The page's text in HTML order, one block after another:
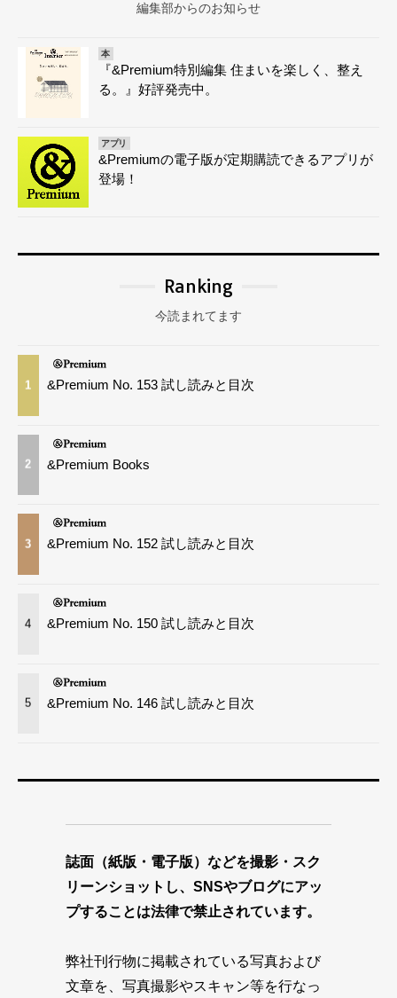
編集部からのお知らせ
本
『&Premium特別編集 住まいを楽しく、整え
る。』好評発売中。
アプリ
&Premiumの電子版が定期購読できるアプリが
登場！
Ranking
今読まれてます
1 &Premium No. 153 試し読みと目次
2 &Premium Books
3 &Premium No. 152 試し読みと目次
4 &Premium No. 150 試し読みと目次
5 &Premium No. 146 試し読みと目次
誌面（紙版・電子版）などを撮影・スク
リーンショットし、SNSやブログにアッ
プすることは法律で禁止されています。
弊社刊行物に掲載されている写真および
文章を、写真撮影やスキャン等を行なっ